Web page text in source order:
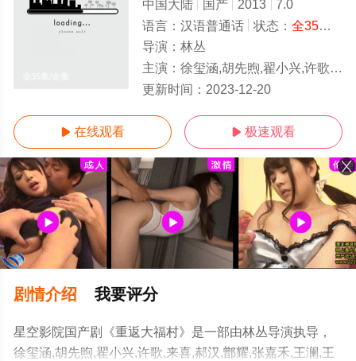
中国大陆 国产 2013
7.0
语言： 汉语普通话 状态： 全35集
导演： 林丛
主演： 徐玺涵,胡先煦,翟小兴,许歌,来喜,郝汉,鄫耀,张嘉禾,王澜,王长虹,杨青,鲁园,杜渝杨,李鹏飞
更新时间： 2023-12-20
 在线观看  极速观看
剧情介绍 我要评分
星空影院国产剧《重返大福村》是一部由林丛导演执导，
徐玺涵,胡先煦,翟小兴,许歌,来喜,郝汉,鄫耀,张嘉禾,王澜,王